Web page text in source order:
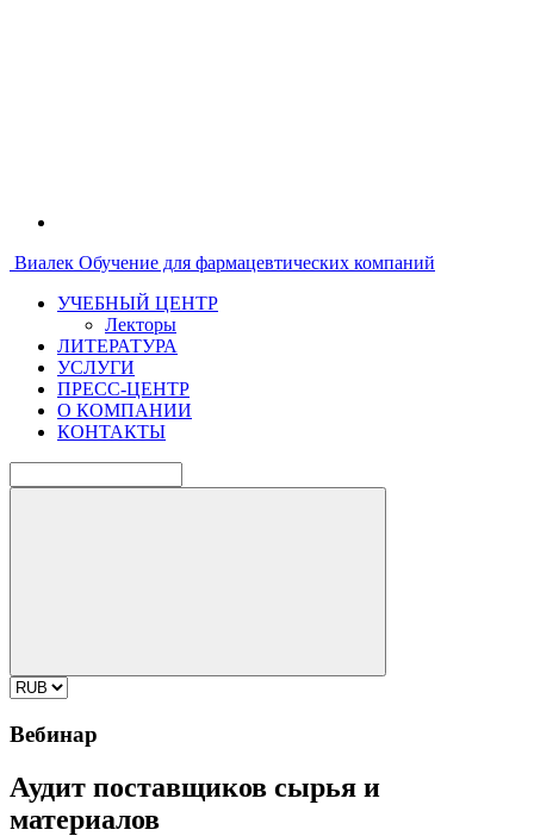
Виалек Обучение для фармацевтических компаний
УЧЕБНЫЙ ЦЕНТР
Лекторы
ЛИТЕРАТУРА
УСЛУГИ
ПРЕСС-ЦЕНТР
О КОМПАНИИ
КОНТАКТЫ
Вебинар
Аудит поставщиков сырья и
материалов